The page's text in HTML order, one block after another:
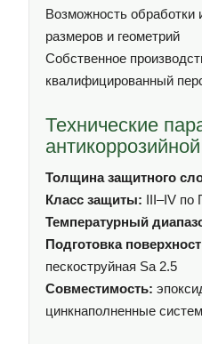
Возможность
размеров и геометрий
Собственное
квалифицированный
Технические
Толщина защитного
Класс защиты: III–IV по
Температурный
Подготовка
пескоструйная Sa 2.5
Совместимость:
цинкнаполненные